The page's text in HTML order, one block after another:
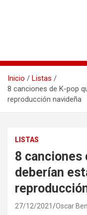
Inicio
Listas
8 canciones de K-pop
reproducción navideña
LISTAS
8 canciones
deberían
27/12/2021 Oscar